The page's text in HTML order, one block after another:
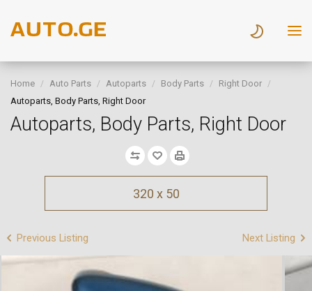
Home Auto Parts Autoparts Body Parts
Right Door
Autoparts, Body Parts, Right Door
Autoparts, Body Parts, Right Door
320 x 50
Previous Listing Next Listing